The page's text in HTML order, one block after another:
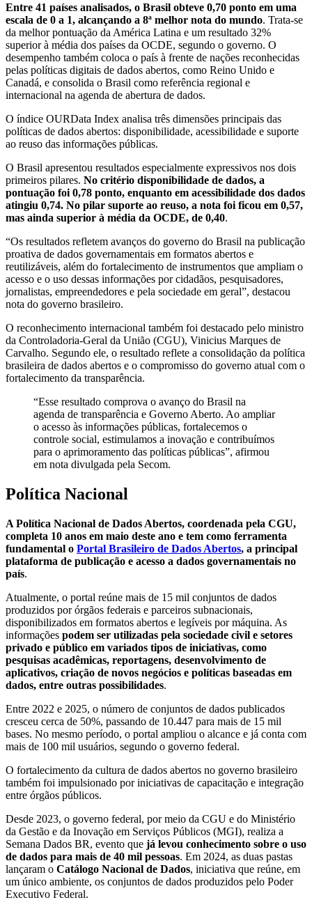
Entre 41 países analisados, o Brasil obteve 0,70 ponto em uma
escala de 0 a 1, alcançando a 8ª melhor nota do mundo. Trata-se
da melhor pontuação da América Latina e um resultado 32%
superior à média dos países da OCDE, segundo o governo. O
desempenho também coloca o país à frente de nações reconhecidas
pelas políticas digitais de dados abertos, como Reino Unido e
Canadá, e consolida o Brasil como referência regional e
internacional na agenda de abertura de dados.
O índice OURData Index analisa três dimensões principais das
políticas de dados abertos: disponibilidade, acessibilidade e suporte
ao reuso das informações públicas.
O Brasil apresentou resultados especialmente expressivos nos dois
primeiros pilares. No critério disponibilidade de dados, a
pontuação foi 0,78 ponto, enquanto em acessibilidade dos dados
atingiu 0,74. No pilar suporte ao reuso, a nota foi ficou em 0,57,
mas ainda superior à média da OCDE, de 0,40.
“Os resultados refletem avanços do governo do Brasil na publicação
proativa de dados governamentais em formatos abertos e
reutilizáveis, além do fortalecimento de instrumentos que ampliam o
acesso e o uso dessas informações por cidadãos, pesquisadores,
jornalistas, empreendedores e pela sociedade em geral”, destacou
nota do governo brasileiro.
O reconhecimento internacional também foi destacado pelo ministro
da Controladoria-Geral da União (CGU), Vinicius Marques de
Carvalho. Segundo ele, o resultado reflete a consolidação da política
brasileira de dados abertos e o compromisso do governo atual com o
fortalecimento da transparência.
“Esse resultado comprova o avanço do Brasil na
agenda de transparência e Governo Aberto. Ao ampliar
o acesso às informações públicas, fortalecemos o
controle social, estimulamos a inovação e contribuímos
para o aprimoramento das políticas públicas”, afirmou
em nota divulgada pela Secom.
Política Nacional
A Política Nacional de Dados Abertos, coordenada pela CGU,
completa 10 anos em maio deste ano e tem como ferramenta
fundamental o Portal Brasileiro de Dados Abertos, a principal
plataforma de publicação e acesso a dados governamentais no
país.
Atualmente, o portal reúne mais de 15 mil conjuntos de dados
produzidos por órgãos federais e parceiros subnacionais,
disponibilizados em formatos abertos e legíveis por máquina. As
informações podem ser utilizadas pela sociedade civil e setores
privado e público em variados tipos de iniciativas, como
pesquisas acadêmicas, reportagens, desenvolvimento de
aplicativos, criação de novos negócios e políticas baseadas em
dados, entre outras possibilidades.
Entre 2022 e 2025, o número de conjuntos de dados publicados
cresceu cerca de 50%, passando de 10.447 para mais de 15 mil
bases. No mesmo período, o portal ampliou o alcance e já conta com
mais de 100 mil usuários, segundo o governo federal.
O fortalecimento da cultura de dados abertos no governo brasileiro
também foi impulsionado por iniciativas de capacitação e integração
entre órgãos públicos.
Desde 2023, o governo federal, por meio da CGU e do Ministério
da Gestão e da Inovação em Serviços Públicos (MGI), realiza a
Semana Dados BR, evento que já levou conhecimento sobre o uso
de dados para mais de 40 mil pessoas. Em 2024, as duas pastas
lançaram o Catálogo Nacional de Dados, iniciativa que reúne, em
um único ambiente, os conjuntos de dados produzidos pelo Poder
Executivo Federal.